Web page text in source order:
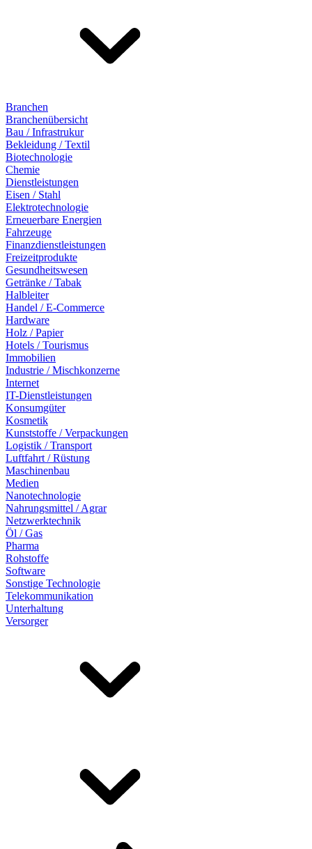
Branchen
Branchenübersicht
Bau / Infrastrukur
Bekleidung / Textil
Biotechnologie
Chemie
Dienstleistungen
Eisen / Stahl
Elektrotechnologie
Erneuerbare Energien
Fahrzeuge
Finanzdienstleistungen
Freizeitprodukte
Gesundheitswesen
Getränke / Tabak
Halbleiter
Handel / E-Commerce
Hardware
Holz / Papier
Hotels / Tourismus
Immobilien
Industrie / Mischkonzerne
Internet
IT-Dienstleistungen
Konsumgüter
Kosmetik
Kunststoffe / Verpackungen
Logistik / Transport
Luftfahrt / Rüstung
Maschinenbau
Medien
Nanotechnologie
Nahrungsmittel / Agrar
Netzwerktechnik
Öl / Gas
Pharma
Rohstoffe
Software
Sonstige Technologie
Telekommunikation
Unterhaltung
Versorger